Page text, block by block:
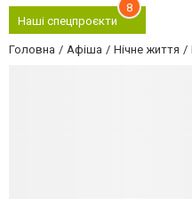
Наші спецпроєкти
8
Головна Афіша Нічне життя